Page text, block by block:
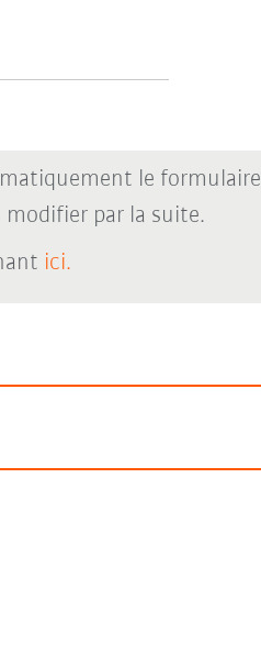
le formulaire
modifier par la suite.
ici.